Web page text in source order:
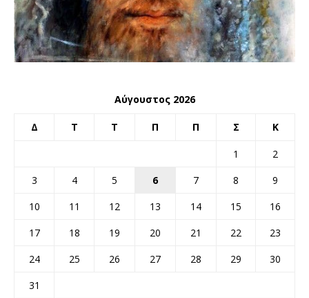
Αύγουστος 2026
Δ Τ Τ Π Π Σ Κ
1
2
3
4 5 6 7 8
9
10
11 12 13 14 15
16
17
18 19 20 21 22
23
24
25 26 27 28 29
30
31